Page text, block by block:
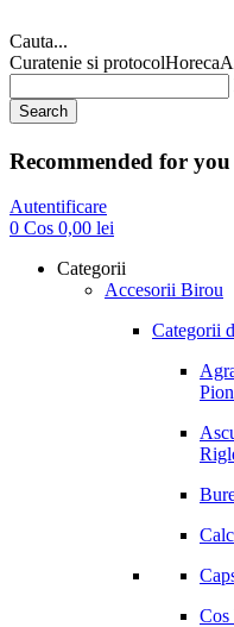
Cauta...
Curatenie si protocolHoreca
Search
Recommended for you
Autentificare
0 Cos 0,00 lei
Categorii
Accesorii Birou
Categorii
Cos